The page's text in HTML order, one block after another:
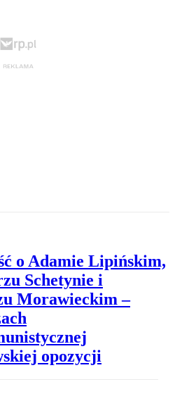
o Adamie Lipińskim,
Schetynie i
Morawieckim –
opozycji